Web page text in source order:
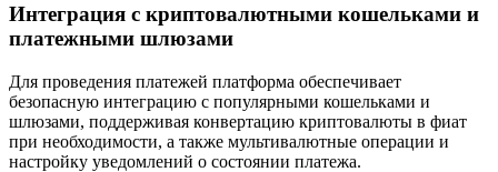
Интеграция с криптовалютными кошельками и
платежными шлюзами
Для проведения платежей платформа обеспечивает
безопасную интеграцию с популярными кошельками и
шлюзами, поддерживая конвертацию криптовалюты в фиат
при необходимости, а также мультивалютные операции и
настройку уведомлений о состоянии платежа.